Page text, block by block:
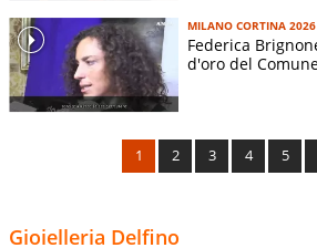
MILANO CORTINA 2026
Federica
d'oro del
1 2 3 4 5
Gioielleria Delfino